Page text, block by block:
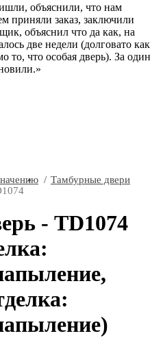
объяснили, что нам
приняли заказ, заключили
объяснил что да как, на
две недели (долговато как
то, что особая дверь). За один
Тамбурные двери
- TD1074